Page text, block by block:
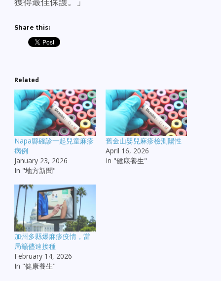
Share this:
Related
Napa縣確診一起兒童麻疹
病例
January 23, 2026
In "地方新聞"
舊金山嬰兒麻疹檢測陽性
April 16, 2026
In "健康養生"
加州多縣爆麻疹疫情，當
局籲儘速接種
February 14, 2026
In "健康養生"